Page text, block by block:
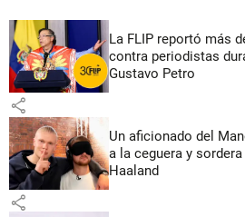
La FLIP reportó más
contra periodistas
Gustavo Petro
share
Un aficionado del
a la ceguera y
Haaland
share